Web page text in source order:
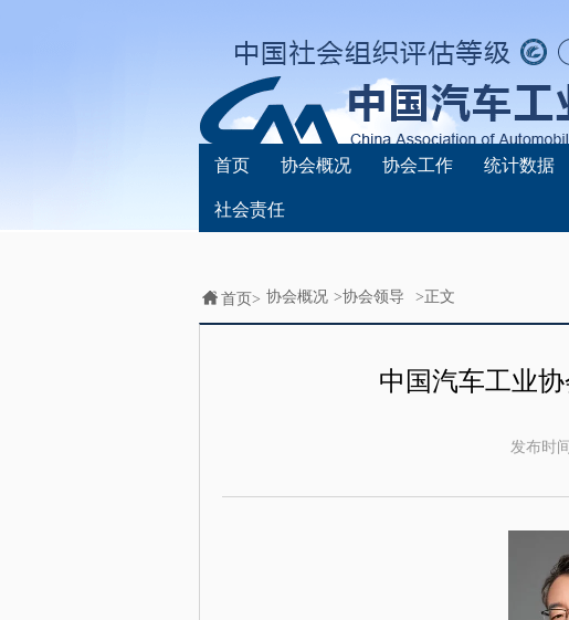
首页 协会概况 协会工作 统计数据
社会责任
首页> 协会概况 >协会领导 >正文
中国汽车工业
发布时